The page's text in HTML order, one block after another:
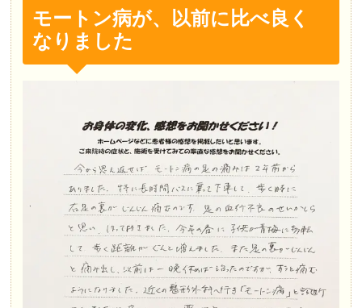
モートン病が、以前に比べ良く
なりました